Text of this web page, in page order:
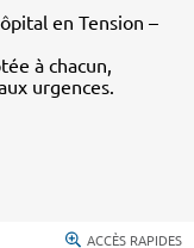
en Tension –
à chacun,
urgences.
ACCÈS RAPIDES